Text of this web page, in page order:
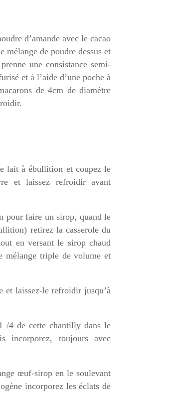
d’amande avec le cacao
mélange de poudre dessus et
une consistance semi-
et à l’aide d’une poche à
de 4cm de diamètre
lait à ébullition et coupez le
et laissez refroidir avant
pour faire un sirop, quand le
retirez la casserole du
en versant le sirop chaud
mélange triple de volume et
et laissez-le refroidir jusqu’à
/4 de cette chantilly dans le
incorporez, toujours avec
œuf-sirop en le soulevant
incorporez les éclats de